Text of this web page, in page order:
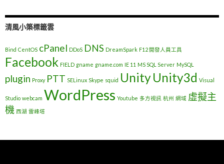
清風小築標籤雲
Bind CentOS cPanel DDoS DNS DreamSpark F12 開發人員工具
Facebook FIELD gname gname.com IE 11 MS SQL Server MySQL
plugin Proxy PTT SELinux Skype squid UnityUnity3d Visual
Studio webcam WordPress Youtube 多方視訊 杭州 網域 虛擬主
機 西湖 雷峰塔